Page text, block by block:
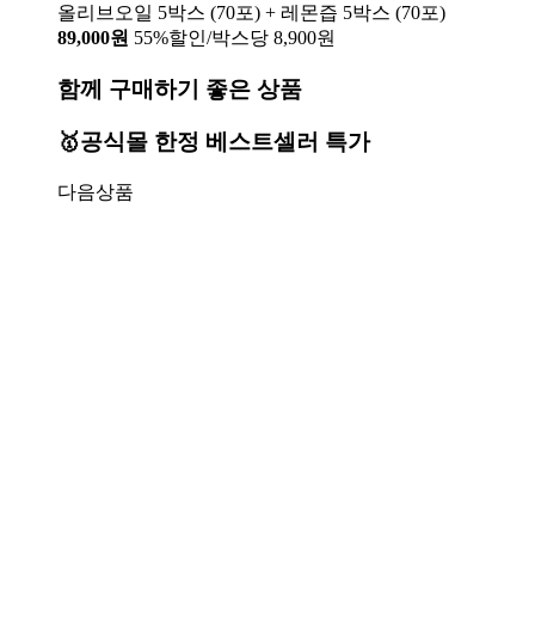
올리브오일 5박스 (70포) + 레몬즙 5박스 (70포)
89,000원 55%할인/박스당 8,900원
함께 구매하기 좋은 상품
🥇공식몰 한정 베스트셀러 특가
다음상품